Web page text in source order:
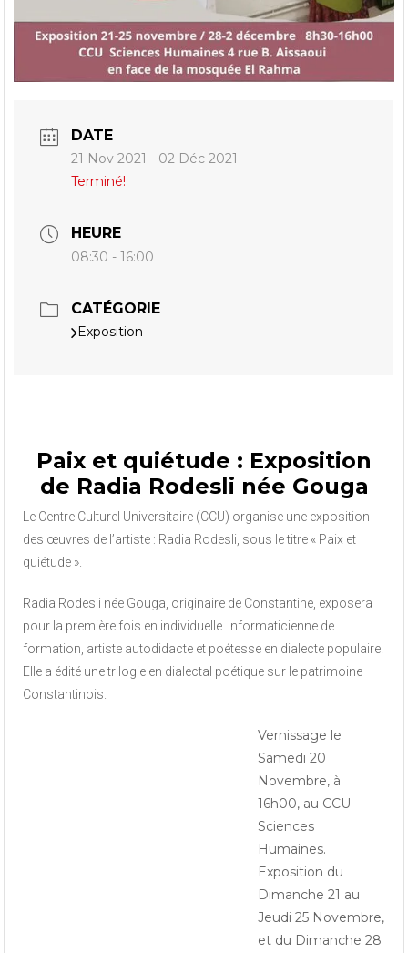
DATE
21 Nov 2021 - 02 Déc 2021
Terminé!
HEURE
08:30 - 16:00
CATÉGORIE
Exposition
Paix et quiétude : Exposition
de Radia Rodesli née Gouga
Le Centre Culturel Universitaire (CCU) organise une exposition
des œuvres de l’artiste : Radia Rodesli, sous le titre « Paix et
quiétude ».
Radia Rodesli née Gouga, originaire de Constantine, exposera
pour la première fois en individuelle. Informaticienne de
formation, artiste autodidacte et poétesse en dialecte populaire.
Elle a édité une trilogie en dialectal poétique sur le patrimoine
Constantinois.
Vernissage le
Samedi 20
Novembre, à
16h00, au CCU
Sciences
Humaines.
Exposition du
Dimanche 21 au
Jeudi 25 Novembre,
et du Dimanche 28